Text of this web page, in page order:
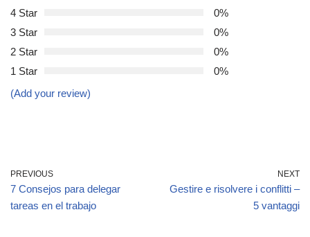
4 Star
0%
3 Star
0%
2 Star
0%
1 Star
0%
(Add your review)
PREVIOUS
7 Consejos para delegar
tareas en el trabajo
NEXT
Gestire e risolvere i conflitti –
5 vantaggi